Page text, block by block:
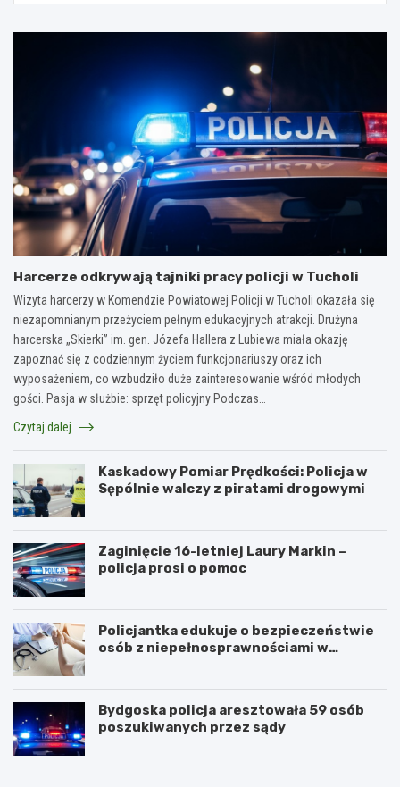
Harcerze odkrywają tajniki pracy policji w Tucholi
Wizyta harcerzy w Komendzie Powiatowej Policji w Tucholi okazała się
niezapomnianym przeżyciem pełnym edukacyjnych atrakcji. Drużyna
harcerska „Skierki” im. gen. Józefa Hallera z Lubiewa miała okazję
zapoznać się z codziennym życiem funkcjonariuszy oraz ich
wyposażeniem, co wzbudziło duże zainteresowanie wśród młodych
gości. Pasja w służbie: sprzęt policyjny Podczas…
Czytaj dalej
Kaskadowy Pomiar Prędkości: Policja w
Sępólnie walczy z piratami drogowymi
Zaginięcie 16-letniej Laury Markin –
policja prosi o pomoc
Policjantka edukuje o bezpieczeństwie
osób z niepełnosprawnościami w
Bydgoska policja aresztowała 59 osób
poszukiwanych przez sądy